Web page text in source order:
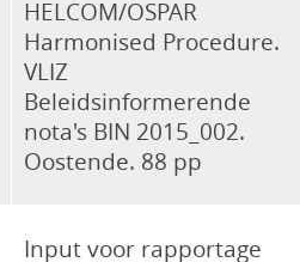
HELCOM/OSPAR
Harmonised Procedure.
VLIZ
Beleidsinformerende
nota's BIN 2015_002.
Oostende. 88 pp
Input voor rapportage